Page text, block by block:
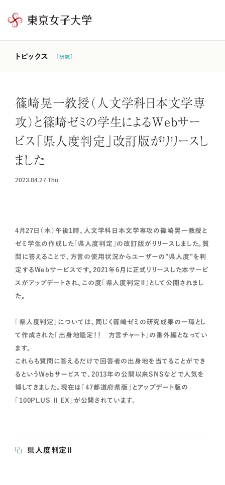
東
トピックス ［研究］
篠崎晃一教授（人文学科日本文学専
攻）と篠崎ゼミの学生によるWebサー
ビス「県人度判定」改訂版がリリースし
ました
2023.04.27Thu.
4月27日（木）午後1時、人文学科日本文学専攻の篠崎晃一教授と
ゼミ学生の作成した「県人度判定」の改訂版がリリースしました。質
問に答えることで、方言の使用状況からユーザーの”県人度”を判
定するWebサービスです。2021年6月に正式リリースした本サービ
スがアップデートされ、この度「県人度判定Ⅱ」として公開されまし
た。
「県人度判定」については、同じく篠崎ゼミの研究成果の一環とし
て作成された「出身地鑑定！！ 方言チャート」の番外編となってい
ます。
これらも質問に答えるだけで回答者の出身地を当てることができ
るというWebサービスで、2013年の公開以来SNSなどで人気を
博してきました。現在は「47都道府県版」とアップデート版の
「100PLUS Ⅱ EX」が公開されています。
県人度判定Ⅱ